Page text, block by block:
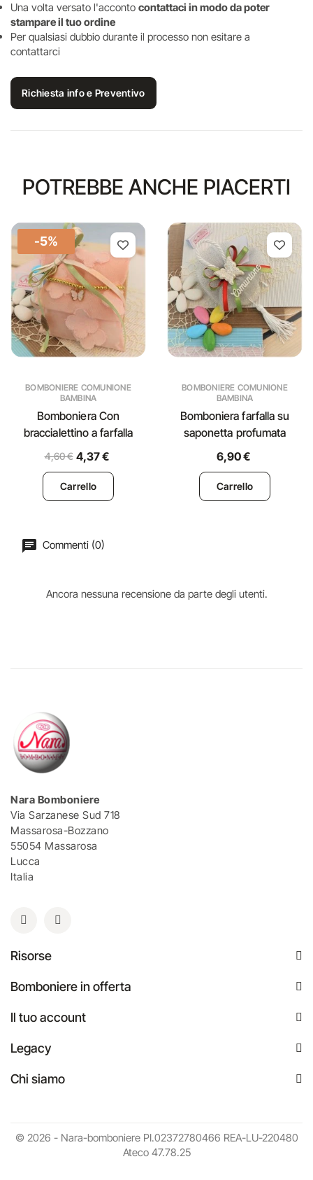
Una volta versato l'acconto contattaci in modo da poter
stampare il tuo ordine
Per qualsiasi dubbio durante il processo non esitare a
contattarci
Richiesta info e Preventivo
POTREBBE ANCHE PIACERTI
-5%
BOMBONIERE COMUNIONE
BAMBINA
Bomboniera Con
braccialettino a farfalla
4,60 € 4,37 €
Carrello
BOMBONIERE COMUNIONE
BAMBINA
Bomboniera farfalla su
saponetta profumata
6,90 €
Carrello
Commenti (0)
Ancora nessuna recensione da parte degli utenti.
Nara Bomboniere
Via Sarzanese Sud 718
Massarosa-Bozzano
55054 Massarosa
Lucca
Italia
Risorse
Bomboniere in offerta
Il tuo account
Legacy
Chi siamo
© 2026 - Nara-bomboniere PI.02372780466 REA-LU-220480
Ateco 47.78.25